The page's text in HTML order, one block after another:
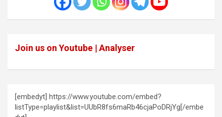
Join us on Youtube | Analyser
[embedyt] https://www.youtube.com/embed?
listType=playlist&list=UUbR8fs6maRb46cjaPoDRjYg[/embe